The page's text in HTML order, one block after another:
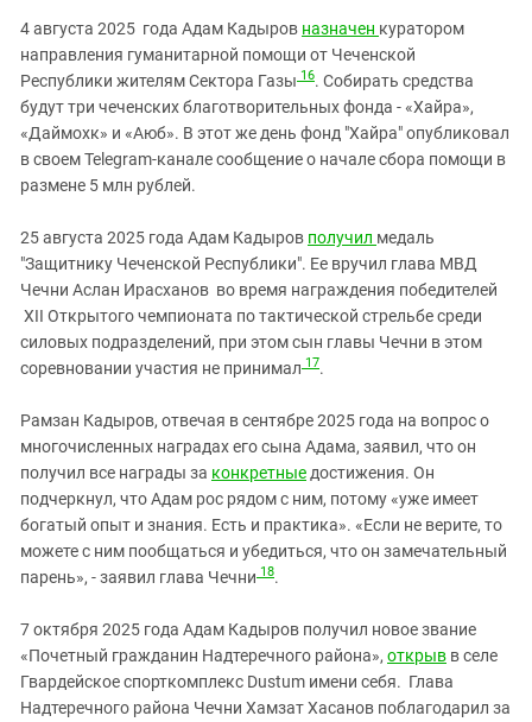
4 августа 2025 года Адам Кадыров назначен куратором
направления гуманитарной помощи от Чеченской
Республики жителям Сектора Газы 16. Собирать средства
будут три чеченских благотворительных фонда - «Хайра»,
«Даймохк» и «Аюб». В этот же день фонд "Хайра" опубликовал
в своем Telegram-канале сообщение о начале сбора помощи в
размене 5 млн рублей.
25 августа 2025 года Адам Кадыров получил медаль
"Защитнику Чеченской Республики". Ее вручил глава МВД
Чечни Аслан Ирасханов во время награждения победителей
XII Открытого чемпионата по тактической стрельбе среди
силовых подразделений, при этом сын главы Чечни в этом
соревновании участия не принимал 17.
Рамзан Кадыров, отвечая в сентябре 2025 года на вопрос о
многочисленных наградах его сына Адама, заявил, что он
получил все награды за конкретные достижения. Он
подчеркнул, что Адам рос рядом с ним, потому «уже имеет
богатый опыт и знания. Есть и практика». «Если не верите, то
можете с ним пообщаться и убедиться, что он замечательный
парень», - заявил глава Чечни 18.
7 октября 2025 года Адам Кадыров получил новое звание
«Почетный гражданин Надтеречного района», открыв в селе
Гвардейское спорткомплекс Dustum имени себя. Глава
Надтеречного района Чечни Хамзат Хасанов поблагодарил за